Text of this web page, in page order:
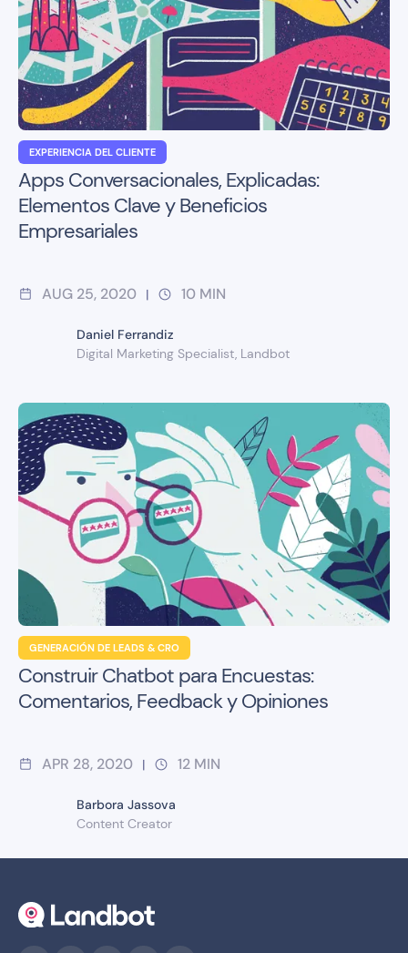
EXPERIENCIA DEL CLIENTE
Apps Conversacionales, Explicadas:
Elementos Clave y Beneficios
Empresariales
AUG 25, 2020 | 10 MIN
Daniel Ferrandiz
Digital Marketing Specialist, Landbot
GENERACIÓN DE LEADS & CRO
Construir Chatbot para Encuestas:
Comentarios, Feedback y Opiniones
APR 28, 2020 | 12 MIN
Barbora Jassova
Content Creator